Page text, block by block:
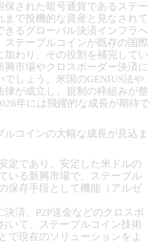
保された暗号通貨であるステー
まで投機的な資産と見なされて
きるグローバル決済インフラへ
ステーブルコインが既存の国際
加わり、その役割を補完してい
興市場やクロスボーダー決済に
でしょう。米国のGENIUS法や
律が成立し、規制の枠組みが整
年には飛躍的な成長が期待で
ルコインの大幅な成長が見込ま
定であり、安定した米ドルの
いる新興市場で、ステーブル
保存手段として機能（アルゼ
決済、P2P送金などのクロスボ
いて、ステーブルコイン技術
で現在のソリューションをよ